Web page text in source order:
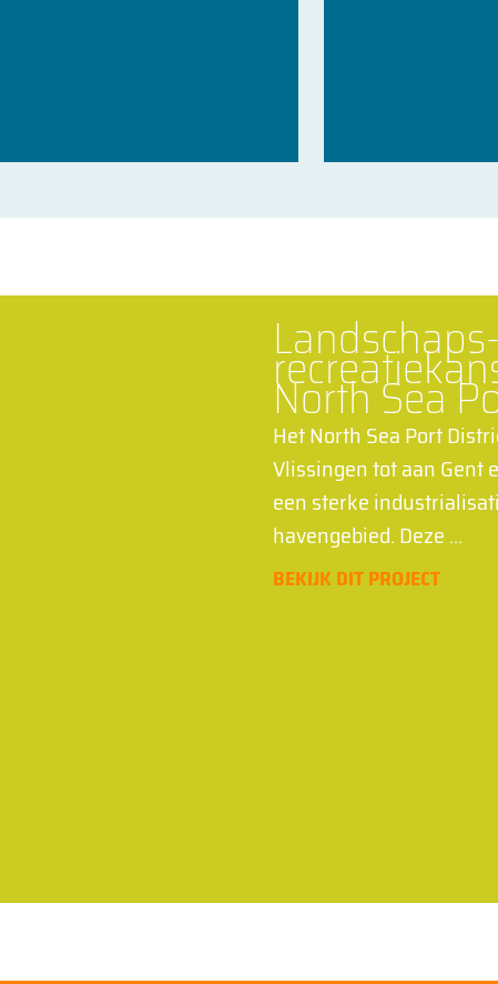
North Sea
Het North Sea Port
Vlissingen tot aan Gent
een sterke
havengebied. Deze
BEKIJK DIT PROJECT